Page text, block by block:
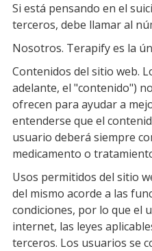
Si está pensando en el
terceros, debe llamar al
Nosotros. Terapify es la
Contenidos del sitio web.
adelante, el "contenido")
ofrecen para ayudar a
entenderse que el
usuario deberá siempre
medicamento o
Usos permitidos del sitio
del mismo acorde a las
condiciones, por lo que el
internet, las leyes
terceros. Los usuarios se